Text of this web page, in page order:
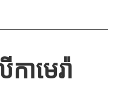
ាមេរ៉ា